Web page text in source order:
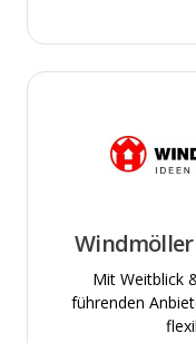
Windmöller
Mit Weitblick
führenden